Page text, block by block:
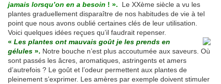
jamais lorsqu’on en a besoin ! ». Le XXème siècle a vu les
plantes graduellement disparaître de nos habitudes de vie à tel
point que nous avons oublié certaines clés de leur utilisation.
Voici quelques idées reçues qu’il faudrait repenser.
« Les plantes ont mauvais goût je les prends en
gélules ». Notre bouche n’est plus accoutumée aux saveurs. Où
sont passés les âcres, aromatiques, astringents et amers
d’autrefois ? Le goût et l’odeur permettent aux plantes de
pleinement s’exprimer. Les amères par exemple doivent stimuler